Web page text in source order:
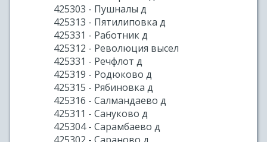
425303 - Пушналы д
425313 - Пятилиповка д
425331 - Работник д
425312 - Революция высел
425331 - Речфлот д
425319 - Родюково д
425315 - Рябиновка д
425316 - Салмандаево д
425311 - Сануково д
425304 - Сарамбаево д